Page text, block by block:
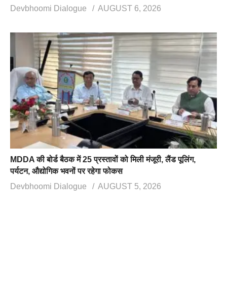
Devbhoomi Dialogue AUGUST 6, 2026
MDDA की बोर्ड बैठक में 25 प्रस्तावों को मिली मंजूरी, लैंड पूलिंग,
पर्यटन, औद्योगिक भवनों पर रहेगा फोकस
Devbhoomi Dialogue
AUGUST 5, 2026